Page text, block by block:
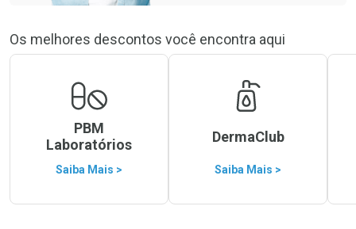
Os melhores descontos você encontra aqui
PBM
Laboratórios
Saiba Mais >
DermaClub
Saiba Mais >